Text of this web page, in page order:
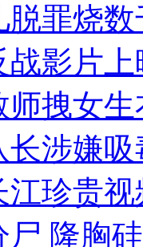
罪烧
战影片
师拽女
长涉嫌
江珍贵视
隆胸